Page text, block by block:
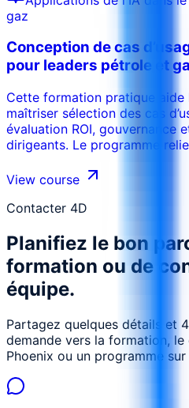
de travail. La formation peut
aux systèmes internes, au
objectifs de performance de
gaz
Conception de cas
pour leaders pétrole et
Cette formation pratique aide
maîtriser sélection des cas
évaluation ROI, gouvernance
dirigeants. Le programme
opérationnelles afin que les
La formation peut être
objectifs de performance de
View course
Contacter 4D
Planifiez le bon
formation ou de
équipe.
Partagez quelques détails et
demande vers la formation, le
Phoenix ou un programme sur